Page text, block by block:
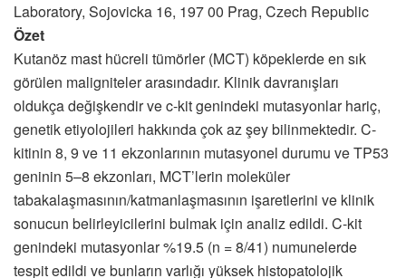
Laboratory, Sojovicka 16, 197 00 Prag, Czech Republic
Özet
Kutanöz mast hücreli tümörler (MCT) köpeklerde en sık
görülen maligniteler arasındadır. Klinik davranışları
oldukça değişkendir ve c-kit genindeki mutasyonlar hariç,
genetik etiyolojileri hakkında çok az şey bilinmektedir. C-
kitinin 8, 9 ve 11 ekzonlarının mutasyonel durumu ve TP53
geninin 5–8 ekzonları, MCT’lerin moleküler
tabakalaşmasının/katmanlaşmasının işaretlerini ve klinik
sonucun belirleyicilerini bulmak için analiz edildi. C-kit
genindeki mutasyonlar %19.5 (n = 8/41) numunelerde
tespit edildi ve bunların varlığı yüksek histopatolojik